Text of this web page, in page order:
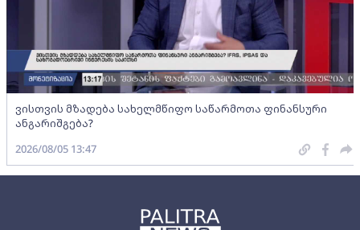
ვისთვის მზადება სახელმწიფო საწარმოთა ფინანსური
ანგარიშგება?
2026/08/05 13:47